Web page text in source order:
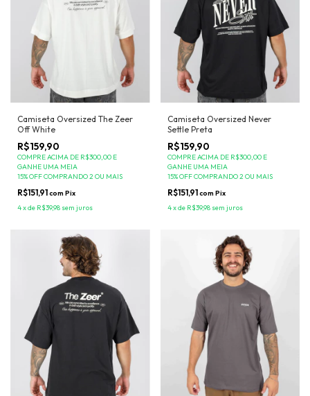
Camiseta Oversized The Zeer
Off White
R$159,90
COMPRE ACIMA DE R$300,00 E
GANHE UMA MEIA
15% OFF COMPRANDO 2 OU MAIS
R$151,91com Pix
4xde R$39,98 sem juros
Camiseta Oversized Never
Settle Preta
R$159,90
COMPRE ACIMA DE R$300,00 E
GANHE UMA MEIA
15% OFF COMPRANDO 2 OU MAIS
R$151,91com Pix
4xde R$39,98 sem juros